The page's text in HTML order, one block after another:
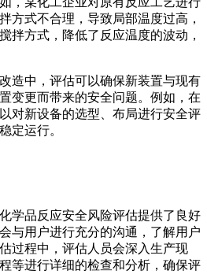
方式不合理，导致局部温度过高，
拌方式，降低了反应温度的波动，
造中，评估可以确保新装置与现有
变更而带来的安全问题。例如，在
对新设备的选型、布局进行安全评
定运行。
学品反应安全风险评估提供了良好
与用户进行充分的沟通，了解用户
过程中，评估人员会深入生产现
等进行详细的检查和分析，确保评